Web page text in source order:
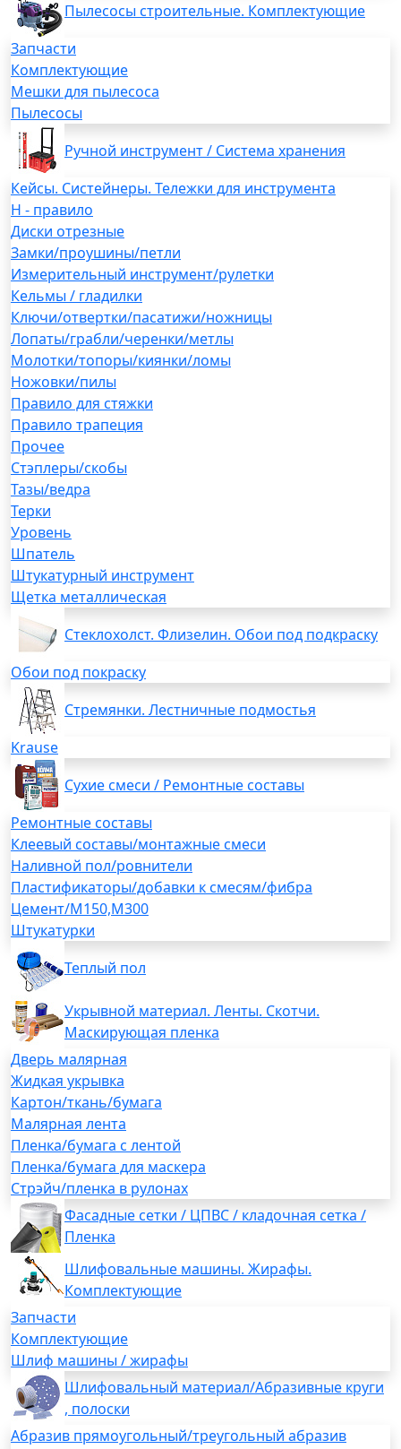
Пылесосы строительные. Комплектующие
Запчасти
Комплектующие
Мешки для пылесоса
Пылесосы
Ручной инструмент / Система хранения
Кейсы. Систейнеры. Тележки для инструмента
H - правило
Диски отрезные
Замки/проушины/петли
Измерительный инструмент/рулетки
Кельмы / гладилки
Ключи/отвертки/пасатижи/ножницы
Лопаты/грабли/черенки/метлы
Молотки/топоры/киянки/ломы
Ножовки/пилы
Правило для стяжки
Правило трапеция
Прочее
Стэплеры/скобы
Тазы/ведра
Терки
Уровень
Шпатель
Штукатурный инструмент
Щетка металлическая
Стеклохолст. Флизелин. Обои под подкраску
Обои под покраску
Стремянки. Лестничные подмостья
Krause
Сухие смеси / Ремонтные составы
Ремонтные составы
Клеевый составы/монтажные смеси
Наливной пол/ровнители
Пластификаторы/добавки к смесям/фибра
Цемент/М150,М300
Штукатурки
Теплый пол
Укрывной материал. Ленты. Скотчи.
Маскирующая пленка
Дверь малярная
Жидкая укрывка
Картон/ткань/бумага
Малярная лента
Пленка/бумага с лентой
Пленка/бумага для маскера
Стрэйч/пленка в рулонах
Фасадные сетки / ЦПВС / кладочная сетка /
Пленка
Шлифовальные машины. Жирафы.
Комплектующие
Запчасти
Комплектующие
Шлиф машины / жирафы
Шлифовальный материал/Абразивные круги
, полоски
Абразив прямоугольный/треугольный абразив